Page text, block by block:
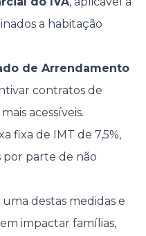
a habitação
de Arrendamento
contratos de
acessíveis.
fixa de IMT de 7,5%,
por parte de não
destas medidas e
impactar famílias,